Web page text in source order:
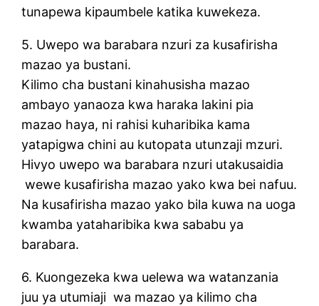
tunapewa kipaumbele katika kuwekeza.
5. Uwepo wa barabara nzuri za kusafirisha
mazao ya bustani.
Kilimo cha bustani kinahusisha mazao
ambayo yanaoza kwa haraka lakini pia
mazao haya, ni rahisi kuharibika kama
yatapigwa chini au kutopata utunzaji mzuri.
Hivyo uwepo wa barabara nzuri utakusaidia
wewe kusafirisha mazao yako kwa bei nafuu.
Na kusafirisha mazao yako bila kuwa na uoga
kwamba yataharibika kwa sababu ya
barabara.
6. Kuongezeka kwa uelewa wa watanzania
juu ya utumiaji wa mazao ya kilimo cha